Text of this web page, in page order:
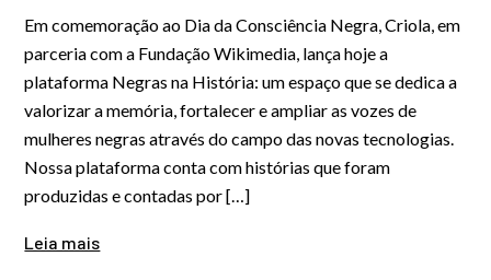
Em comemoração ao Dia da Consciência Negra, Criola, em
parceria com a Fundação Wikimedia, lança hoje a
plataforma Negras na História: um espaço que se dedica a
valorizar a memória, fortalecer e ampliar as vozes de
mulheres negras através do campo das novas tecnologias.
Nossa plataforma conta com histórias que foram
produzidas e contadas por […]
Leia mais